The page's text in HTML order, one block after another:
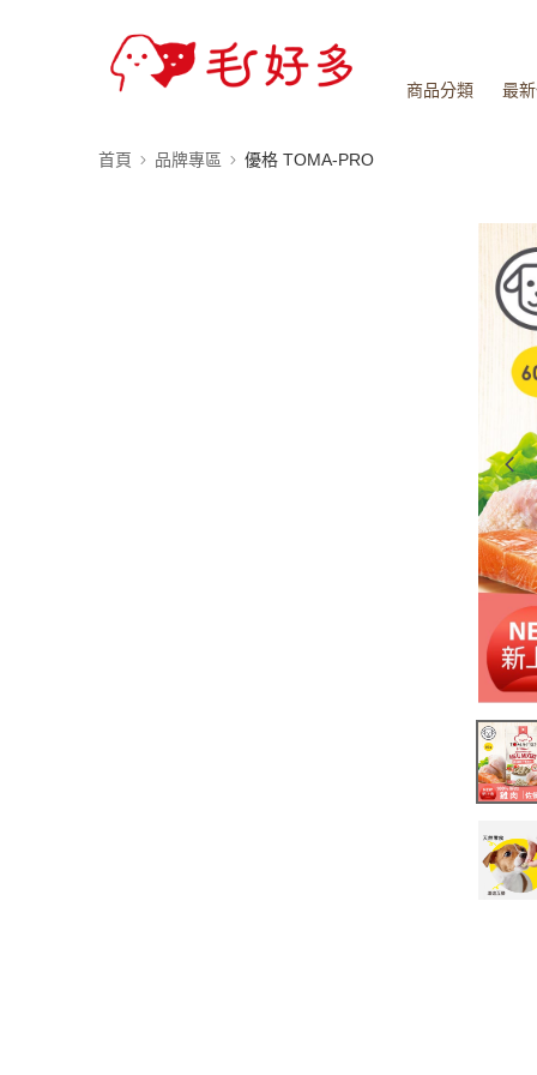
商品分類 最
首頁 品牌專區 優格 TOMA-PRO